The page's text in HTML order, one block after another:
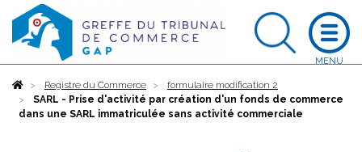
AccueilRegistre du Commerce
formulaire modification 2
SARL - Prise d'activité par création d'un fonds de commerce
dans une SARL immatriculée sans activité commerciale